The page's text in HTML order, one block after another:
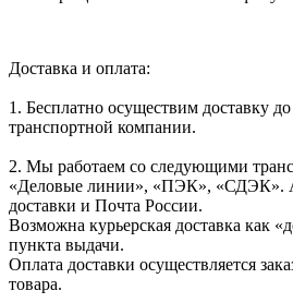
Доставка и оплата:
1. Бесплатно осуществим доставку
транспортной компании.
2. Мы работаем со следующими
«Деловые линии», «ПЭК», «СДЭК».
доставки и Почта России.
Возможна курьерская доставка как
пункта выдачи.
Оплата доставки осуществляется
товара.